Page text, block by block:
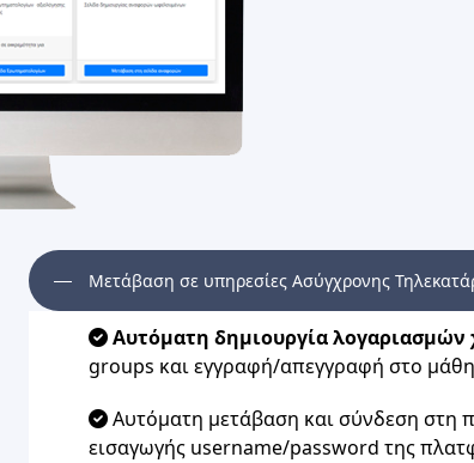
Μετάβαση σε υπηρεσίες Ασύγχρονης
Αυτόματη δημιουργία
groups και εγγραφή/απεγγραφή στο
Αυτόματη μετάβαση και σύνδεση στη
εισαγωγής username/password της